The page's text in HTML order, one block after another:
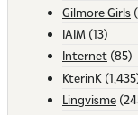
Gilmore Girls
IAIM (13)
Internet (85)
KterinK
Lingvisme